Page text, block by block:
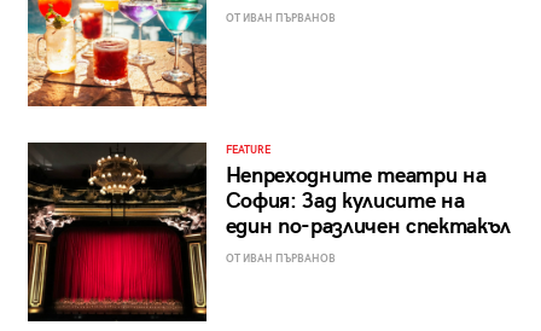
ОТ ИВАН ПЪРВАНОВ
FEATURE
Непреходните театри на
София: Зад кулисите на
един по-различен спектакъл
ОТ ИВАН ПЪРВАНОВ